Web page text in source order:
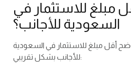
مبلغ للاستثمار في
السعودية للأجانب؟
نوضح أقل مبلغ للاستثمار في السعودية
للأجانب بشكل تقريبي: